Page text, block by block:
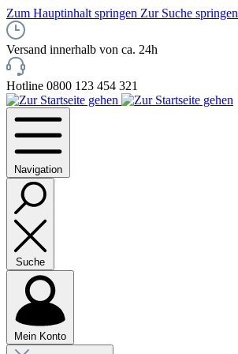
Zum Hauptinhalt springen Zur Suche springen
Versand innerhalb von ca. 24h
Hotline 0800 123 454 321
Navigation
Suche
Mein Konto